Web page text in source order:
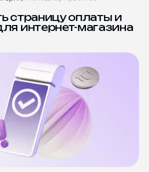
Ярославская улица дом
8, корпус 5
СЕТИ
страницу оплаты и
интернет-магазина